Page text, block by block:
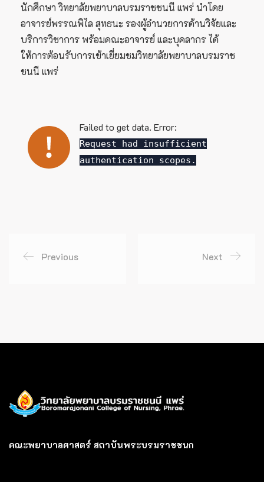
นักศึกษา วิทยาลัยพยาบาลบรมราชชนนี แพร่ นำโดย
อาจารย์พรรณพิไล สุทธนะ รองผู้อำนวยการด้านวิจัยและ
บริการวิชาการ พร้อมคณะอาจารย์ และบุคลากร ได้
ให้การต้อนรับการเข้าเยี่ยมชมวิทยาลัยพยาบาลบรมราช
ชนนี แพร่
Failed to get data. Error:
Request had insufficient
authentication scopes.
Previous Next
คณะพยาบาลศาสตร์ สถาบันพระบรมราชชนก